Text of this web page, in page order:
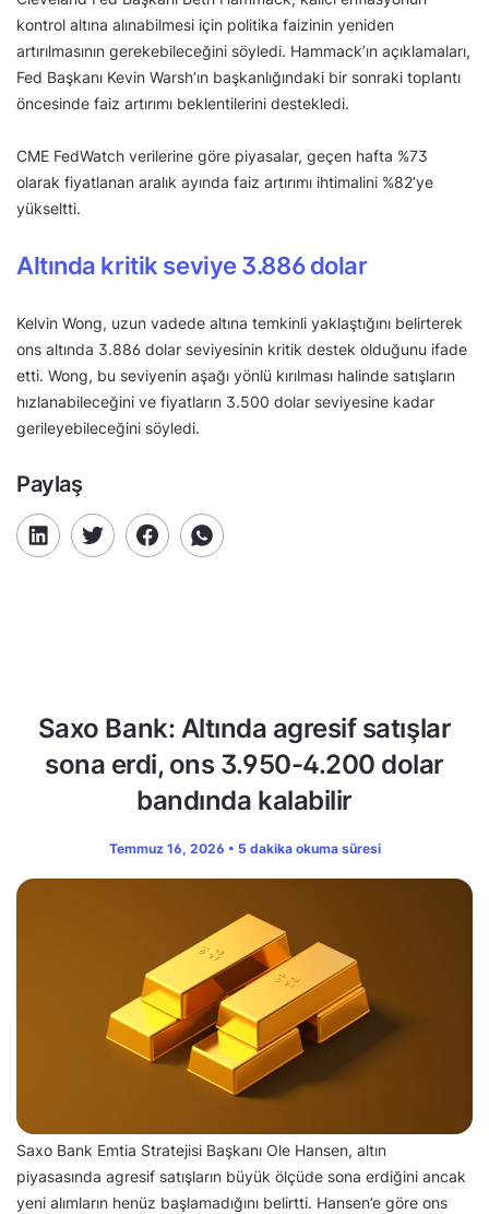
kontrol altına alınabilmesi için politika faizinin yeniden
artırılmasının gerekebileceğini söyledi. Hammack’ın açıklamaları,
Fed Başkanı Kevin Warsh’ın başkanlığındaki bir sonraki toplantı
öncesinde faiz artırımı beklentilerini destekledi.
CME FedWatch verilerine göre piyasalar, geçen hafta %73
olarak fiyatlanan aralık ayında faiz artırımı ihtimalini %82’ye
yükseltti.
Altında kritik seviye 3.886 dolar
Kelvin Wong, uzun vadede altına temkinli yaklaştığını belirterek
ons altında 3.886 dolar seviyesinin kritik destek olduğunu ifade
etti. Wong, bu seviyenin aşağı yönlü kırılması halinde satışların
hızlanabileceğini ve fiyatların 3.500 dolar seviyesine kadar
gerileyebileceğini söyledi.
Paylaş
Saxo Bank: Altında agresif satışlar
sona erdi, ons 3.950-4.200 dolar
bandında kalabilir
Temmuz 16, 2026 • 5 dakika okuma süresi
Saxo Bank Emtia Stratejisi Başkanı Ole Hansen, altın
piyasasında agresif satışların büyük ölçüde sona erdiğini ancak
yeni alımların henüz başlamadığını belirtti. Hansen’e göre ons